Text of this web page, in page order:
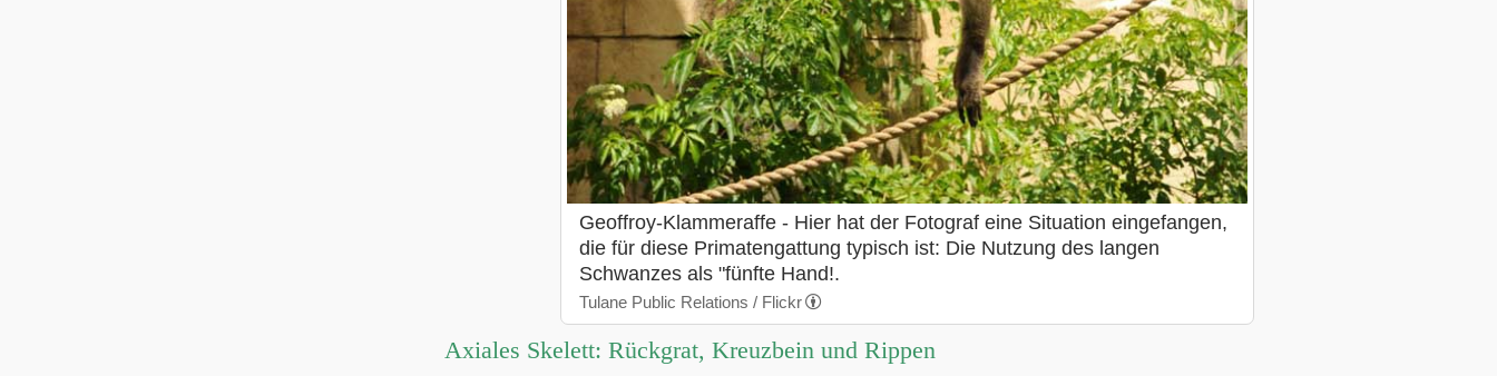
Geoffroy-Klammeraffe - Hier hat der Fotograf eine Situation eingefangen,
die für diese Primatengattung typisch ist: Die Nutzung des langen
Schwanzes als "fünfte Hand!.
Tulane Public Relations / Flickr
Axiales Skelett: Rückgrat, Kreuzbein und Rippen